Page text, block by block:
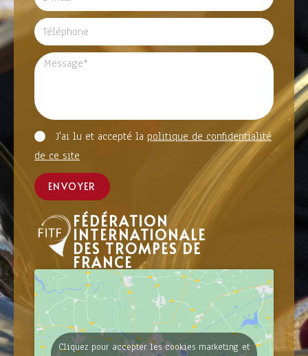
J'ai lu et accepté la politique de confidentialité
de ce site
ENVOYER
FÉDÉRATION
INTERNATIONALE
DES TROMPES DE
FRANCE
Cliquez pour accepter les cookies marketing et